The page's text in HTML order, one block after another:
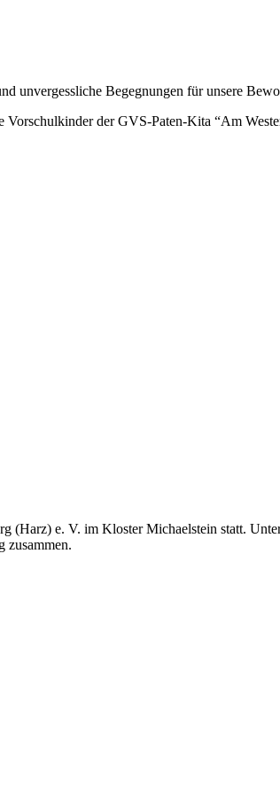
unvergessliche Begegnungen für unsere
Vorschulkinder der GVS-Paten-Kita “Am
(Harz) e. V. im Kloster Michaelstein statt.
zusammen.